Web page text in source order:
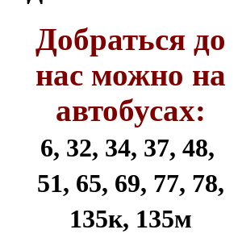
Добраться до
нас можно на
автобусах:
6, 32, 34, 37, 48,
51, 65, 69, 77, 78,
135к, 135м